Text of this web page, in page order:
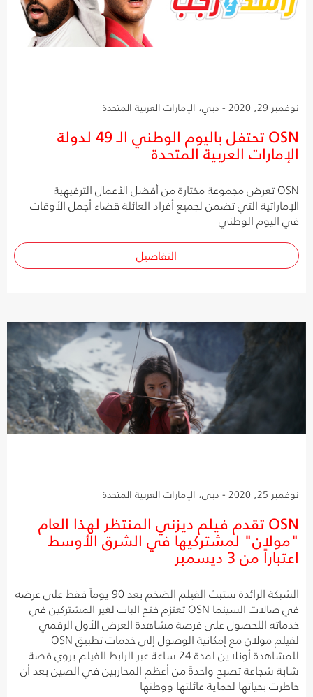
نوفمبر 29, 2020 - دبي، الإمارات العربية المتحدة
OSN تحتفل باليوم الوطني الـ 49 لدولة
الإمارات العربية المتحدة
OSN تعرض مجموعة مختارة من أفضل الأعمال الترفيهية
الإماراتية التي تضمن لجميع أفراد العائلة قضاء أجمل الأوقات
في اليوم الوطني
التفاصيل
نوفمبر 25, 2020 - دبي، الإمارات العربية المتحدة
OSN تقدم فيلم ديزني المنتظر لهذا العام
"مولان" لمشتركيها في الشرق الأوسط
اعتباراً من 3 ديسمبر
الشبكة الرائدة ستبث الفيلم الضخم بعد 90 يوماً فقط على عرضه
في صالات السينما OSN تعتزم فتح الباب لغير المشتركين في
خدماته اللحصول على فرصة مشاهدة العرض الأول الرقمي
لفيلم مولان مع إمكانية الوصول إلى خدمات تطبيق OSN
للمشاهدة أونلاين لمدة 24 ساعة عبر الرابط الفيلم يروي قصة
شابة شجاعة تصبح واحدةً من أعظم المحاربين في الصين بعد أن
خاطرت بحياتها لحماية عائلتها ووطنها